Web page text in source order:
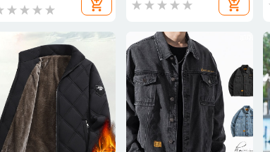
и есен
add_shopping_cart
качулка, мултиджобове,
add_shopping_cart